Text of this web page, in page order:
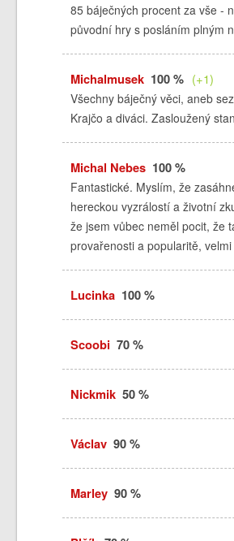
85 báječných procent za vše -
původní hry s posláním plným
Michalmusek100 % (+1)
Všechny báječný věci, aneb
Krajčo a diváci. Zasloužený
Michal Nebes100 %
Fantastické. Myslím, že
hereckou vyzrálostí a životní
že jsem vůbec neměl pocit, že
provařenosti a popularitě,
Lucinka100 %
Scoobi 70 %
Nickmik50 %
Václav90 %
Marley90 %